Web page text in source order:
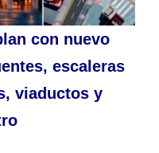
con nuevo
escaleras
viaductos y